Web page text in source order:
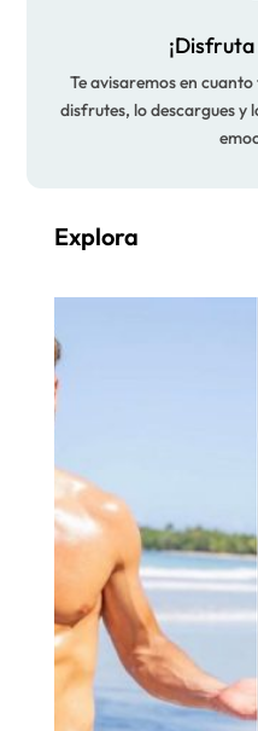
Te avisaremos en
disfrutes, lo descargues y
Explora